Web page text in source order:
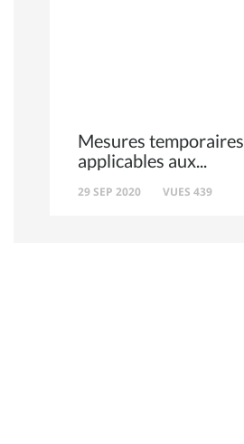
Mesures temporaires
applicables aux
29 SEP 2020 VUES 439